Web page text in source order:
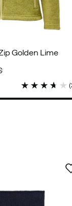
Golden Lime
(